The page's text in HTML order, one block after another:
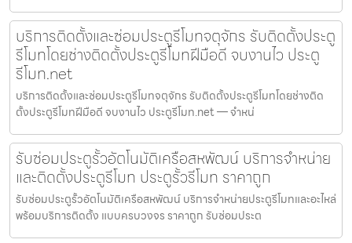
บริการติดตั้งและซ่อมประตูรีโมทจตุจักร รับติดตั้งประตู
รีโมทโดยช่างติดตั้งประตูรีโมทฝีมือดี จบงานไว ประตู
รีโมท.net
บริการติดตั้งและซ่อมประตูรีโมทจตุจักร รับติดตั้งประตูรีโมทโดยช่างติด
ตั้งประตูรีโมทฝีมือดี จบงานไว ประตูรีโมท.net — จำหน่
รับซ่อมประตูรั้วอัตโนมัติเครือสหพัฒน์ บริการจำหน่าย
และติดตั้งประตูรีโมท ประตูรั้วรีโมท ราคาถูก
รับซ่อมประตูรั้วอัตโนมัติเครือสหพัฒน์ บริการจำหน่ายประตูรีโมทและอะไหล่
พร้อมบริการติดตั้ง แบบครบวงจร ราคาถูก รับซ่อมประต